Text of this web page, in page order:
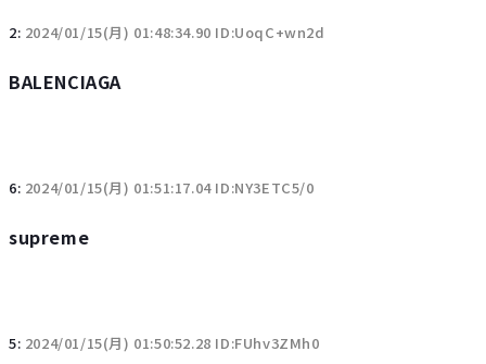
2: 2024/01/15(月) 01:48:34.90 ID:UoqC+wn2d
BALENCIAGA
6: 2024/01/15(月) 01:51:17.04 ID:NY3ETC5/0
supreme
5: 2024/01/15(月) 01:50:52.28 ID:FUhv3ZMh0